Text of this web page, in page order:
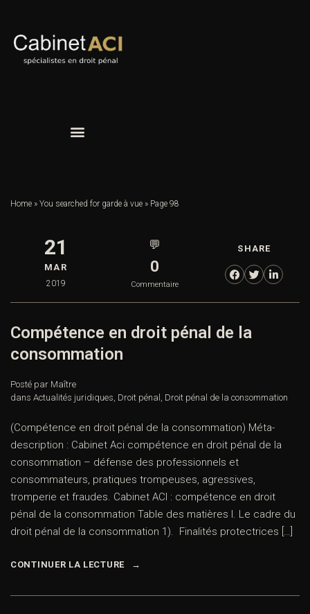
Home » You searched for garde à vue » Page 98
21
MAR
2019
💬
0
Commentaire
SHARE
Compétence en droit pénal de la
consommation
Posté par Maître
dans Actualités juridiques, Droit pénal , Droit pénal de la consommation
(Compétence en droit pénal de la consommation) Méta-
description : Cabinet Aci compétence en droit pénal de la
consommation – défense des professionnels et
consommateurs, pratiques trompeuses, agressives,
tromperie et fraudes. Cabinet ACI : compétence en droit
pénal de la consommation Table des matières I. Le cadre du
droit pénal de la consommation 1). Finalités protectrices […]
CONTINUER LA LECTURE